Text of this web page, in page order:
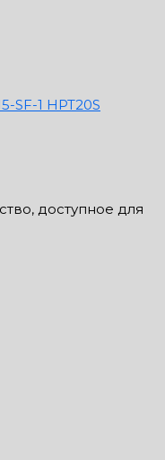
SF-1 HPT20S
доступное для